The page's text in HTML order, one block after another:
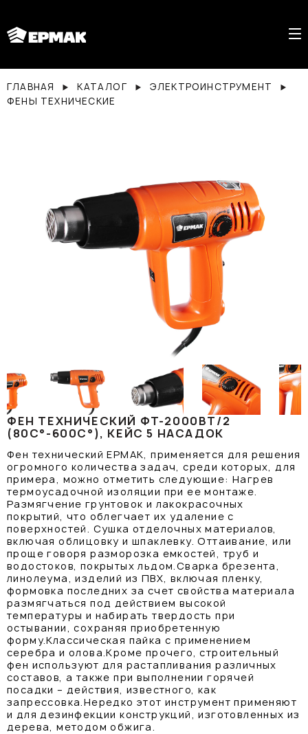
ГЛАВНАЯ КАТАЛОГ
ЭЛЕКТРОИНСТРУМЕНТ
ФЕНЫ ТЕХНИЧЕСКИЕ
ФЕН ТЕХНИЧЕСКИЙ ФТ-2000ВТ/2
(80C°-600C°), КЕЙС 5 НАСАДОК
Фен технический ЕРМАК, применяется для решения
огромного количества задач, среди которых, для
примера, можно отметить следующие: Нагрев
термоусадочной изоляции при ее монтаже.
Размягчение грунтовок и лакокрасочных
покрытий, что облегчает их удаление с
поверхностей. Сушка отделочных материалов,
включая облицовку и шпаклевку. Оттаивание, или
проще говоря разморозка емкостей, труб и
водостоков, покрытых льдом.Сварка брезента,
линолеума, изделий из ПВХ, включая пленку,
формовка последних за счет свойства материала
размягчаться под действием высокой
температуры и набирать твердость при
остывании, сохраняя приобретенную
форму.Классическая пайка с применением
серебра и олова.Кроме прочего, строительный
фен используют для растапливания различных
составов, а также при выполнении горячей
посадки – действия, известного, как
запрессовка.Нередко этот инструмент применяют
и для дезинфекции конструкций, изготовленных из
дерева, методом обжига.